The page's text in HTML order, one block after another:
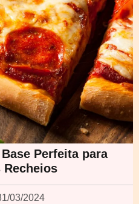
Perfeita para
Recheios
03/2024